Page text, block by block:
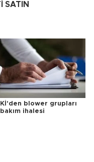
SATIN
blower grupları
ihalesi